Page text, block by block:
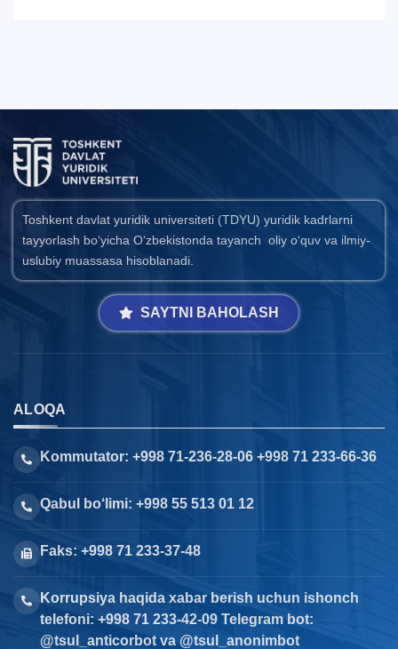
Toshkent davlat yuridik universiteti (TDYU) yuridik kadrlarni
tayyorlash bo‘yicha O‘zbekistonda tayanch oliy o‘quv va ilmiy-
uslubiy muassasa hisoblanadi.
SAYTNI BAHOLASH
ALOQA
Kommutator: +998 71-236-28-06 +998 71 233-66-36
Qabul bo‘limi: +998 55 513 01 12
Faks: +998 71 233-37-48
Korrupsiya haqida xabar berish uchun ishonch
telefoni: +998 71 233-42-09 Telegram bot:
@tsul_anticorbot va @tsul_anonimbot